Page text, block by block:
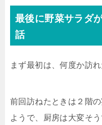
最後に野菜サラダ
話
まず最初は、何度か訪
前回訪ねたときは２階
ようで、厨房は大変そう